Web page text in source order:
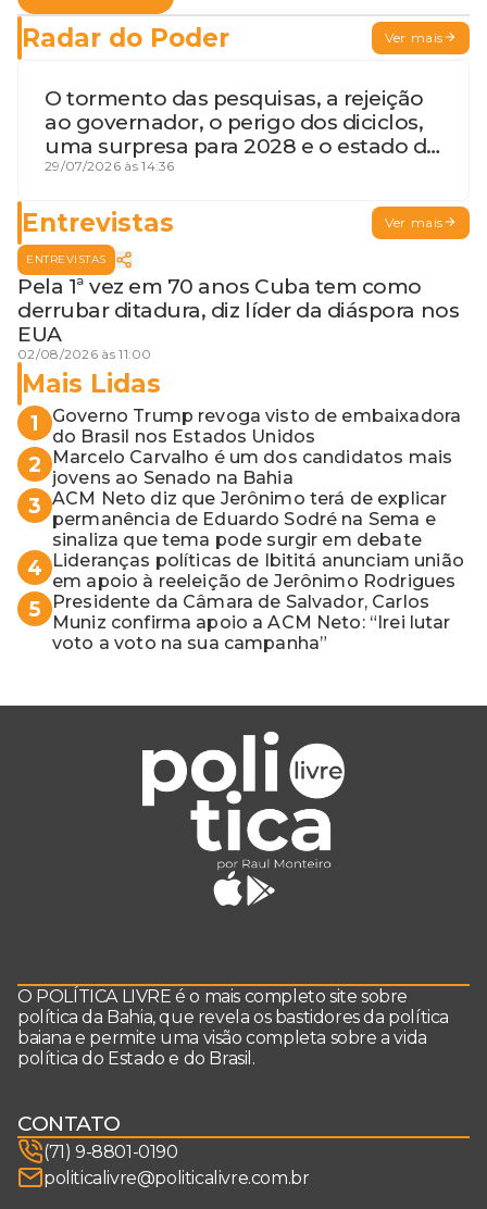
Radar do Poder Ver mais
O tormento das pesquisas, a rejeição
ao governador, o perigo dos diciclos,
uma surpresa para 2028 e o estado de
terceira guerra mundial
29/07/2026 às 14:36
Entrevistas Ver mais
ENTREVISTAS
Pela 1ª vez em 70 anos Cuba tem como
derrubar ditadura, diz líder da diáspora nos
EUA
02/08/2026 às 11:00
Mais Lidas
1
Governo Trump revoga visto de embaixadora
do Brasil nos Estados Unidos
2
Marcelo Carvalho é um dos candidatos mais
jovens ao Senado na Bahia
3 ACM Neto diz que Jerônimo terá de explicar
permanência de Eduardo Sodré na Sema e
sinaliza que tema pode surgir em debate
4
Lideranças políticas de Ibititá anunciam união
em apoio à reeleição de Jerônimo Rodrigues
5
Presidente da Câmara de Salvador, Carlos
Muniz confirma apoio a ACM Neto: “Irei lutar
voto a voto na sua campanha”
O POLÍTICA LIVRE é o mais completo site sobre
política da Bahia, que revela os bastidores da política
baiana e permite uma visão completa sobre a vida
política do Estado e do Brasil.
CONTATO
(71) 9-8801-0190
politicalivre@politicalivre.com.br